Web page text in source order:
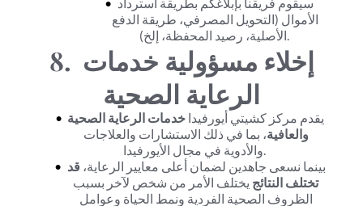
الأصلية، رصيد المحفظة، إلخ).
8. إخلاء مسؤولية خدمات
الرعاية الصحية
يقدم مركز كشيتي أيورفيدا
والعافية
والأدوية في مجال الأيورفيدا.
بينما نسعى جاهدين لضمان أعلى معايير الرعاية،
تختلف النتائج